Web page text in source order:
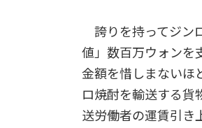
誇りを持ってジン
値」数百万ウォンを
金額を惜しまないほ
ロ焼酎を輸送する貨
送労働者の運賃引き